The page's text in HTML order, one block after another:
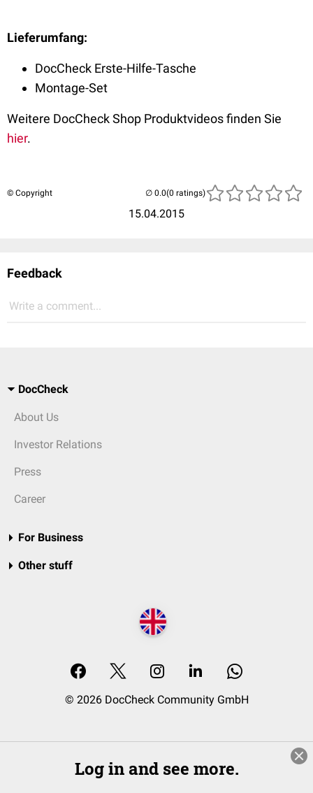
Lieferumfang:
DocCheck Erste-Hilfe-Tasche
Montage-Set
Weitere DocCheck Shop Produktvideos finden Sie
hier.
© Copyright
15.04.2015
(0 ratings)
Feedback
Write a comment...
DocCheck
About Us
Investor Relations
Press
Career
For Business
Other stuff
© 2026 DocCheck Community GmbH
Log in and see more.